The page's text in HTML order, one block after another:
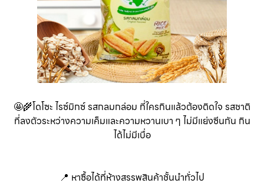
🤩🌾โดโซะ ไรซ์มิกซ์ รสกลมกล่อม ที่ใครกินแล้วต้องติดใจ รสชาติ
ที่ลงตัวระหว่างความเค็มและความหวานเบา ๆ ไม่มีแย่งซีนกัน กิน
ได้ไม่มีเบื่อ
📍 หาซื้อได้ที่ห้างสรรพสินค้าชั้นนำทั่วไป